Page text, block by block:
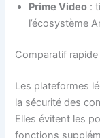
Prime Video :
l’écosystème
Comparatif
Les plateformes
la sécurité des
Elles évitent les
fonctions